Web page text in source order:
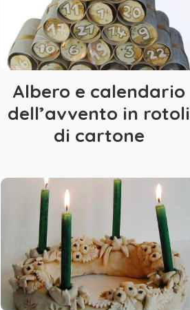
Albero e calendario
dell’avvento in rotoli
di cartone